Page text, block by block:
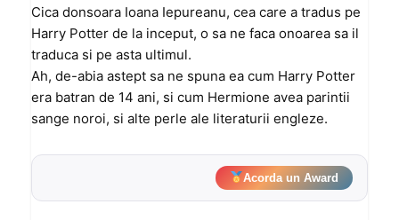
Cica donsoara Ioana Iepureanu, cea care a tradus pe
Harry Potter de la inceput, o sa ne faca onoarea sa il
traduca si pe asta ultimul.
Ah, de-abia astept sa ne spuna ea cum Harry Potter
era batran de 14 ani, si cum Hermione avea parintii
sange noroi, si alte perle ale literaturii engleze.
Acorda un Award